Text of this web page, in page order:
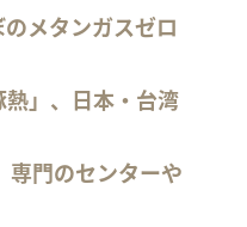
メタンガスゼロ
」、日本・台湾
専門のセンターや